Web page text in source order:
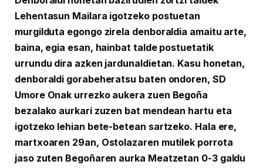
Lehentasun Mailara igotzeko postuetan
murgilduta egongo zirela denboraldia amaitu arte,
baina, egia esan, hainbat talde postuetatik
urrundu dira azken jardunaldietan. Kasu honetan,
denboraldi gorabeheratsu baten ondoren, SD
Umore Onak urrezko aukera zuen Begoña
bezalako aurkari zuzen bat mendean hartu eta
igotzeko lehian bete-betean sartzeko. Hala ere,
martxoaren 29an, Ostolazaren mutilek porrota
jaso zuten Begoñaren aurka Meatzetan 0-3 galdu